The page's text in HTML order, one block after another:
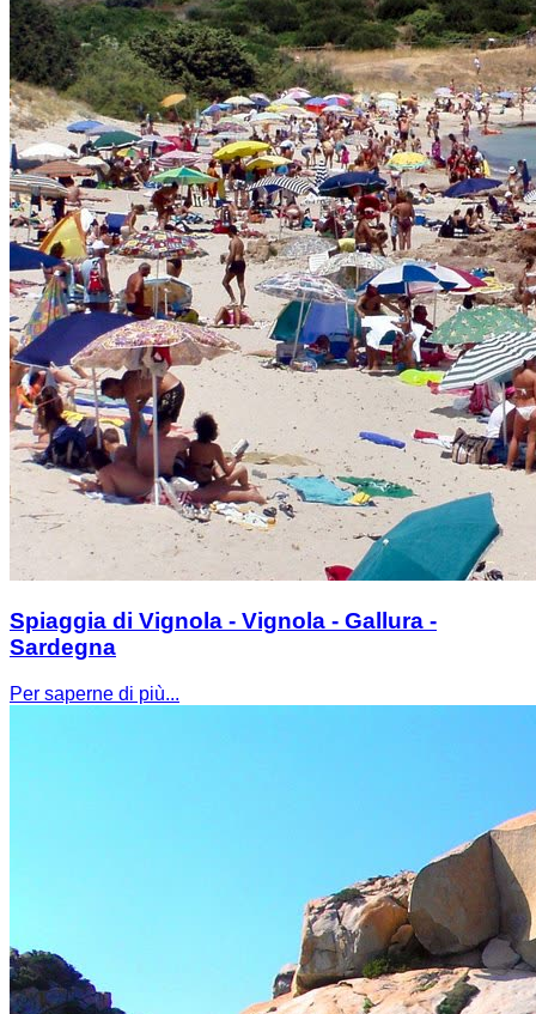
Spiaggia di Vignola - Vignola - Gallura -
Sardegna
Per saperne di più...